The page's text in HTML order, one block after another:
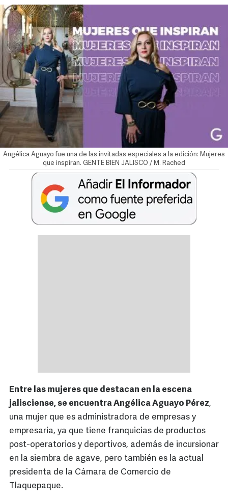
Angélica Aguayo fue una de las invitadas especiales a la edición: Mujeres
que inspiran. GENTE BIEN JALISCO / M. Rached
Entre las mujeres que destacan en la escena
jalisciense, se encuentra Angélica Aguayo Pérez,
una mujer que es administradora de empresas y
empresaria, ya que tiene franquicias de productos
post-operatorios y deportivos, además de incursionar
en la siembra de agave, pero también es la actual
presidenta de la Cámara de Comercio de
Tlaquepaque.